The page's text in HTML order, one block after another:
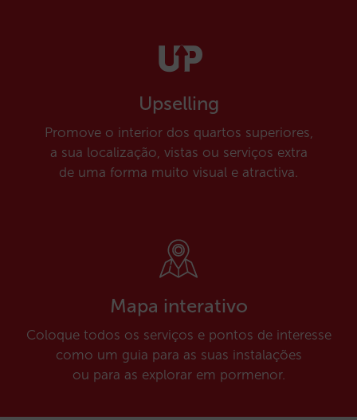
Upselling
Promove o interior dos quartos superiores,
a sua localização, vistas ou serviços extra
de uma forma muito visual e atractiva.
Mapa interativo
Coloque todos os serviços e pontos de interesse
como um guia para as suas instalações
ou para as explorar em pormenor.